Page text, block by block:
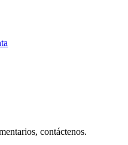
contáctenos.